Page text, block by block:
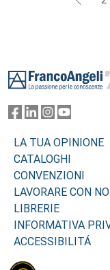
LA TUA OPINIONE
CATALOGHI
CONVENZIONI
LAVORARE CON
LIBRERIE
INFORMATIVA
ACCESSIBILITÁ